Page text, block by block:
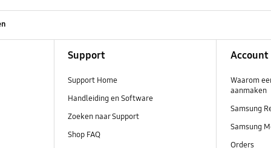
Support
Support Home
Handleiding en Software
Zoeken naar Support
Shop FAQ
Account
Waarom
aanmaken
Samsung
Samsung
Orders